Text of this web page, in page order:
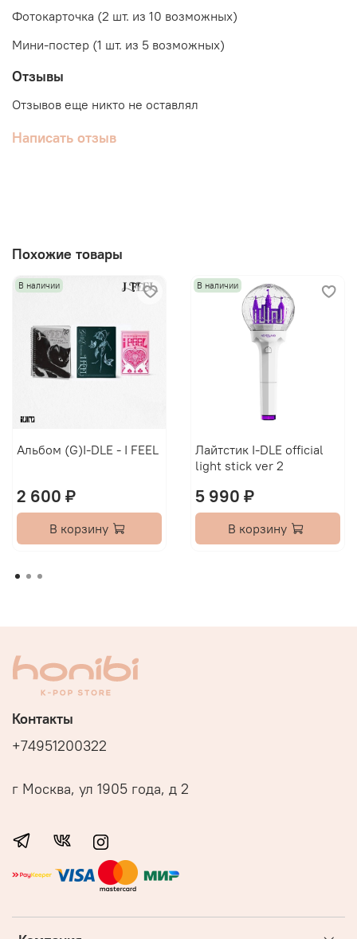
Фотокарточка (2 шт. из 10 возможных)
Мини-постер (1 шт. из 5 возможных)
Отзывы
Отзывов еще никто не оставлял
Написать отзыв
Похожие товары
В наличии
Альбом (G)I-DLE - I FEEL
2 600 ₽
В корзину
В наличии
Лайтстик I-DLE official
light stick ver 2
5 990 ₽
В корзину
Контакты
+74951200322
г Москва, ул 1905 года, д 2